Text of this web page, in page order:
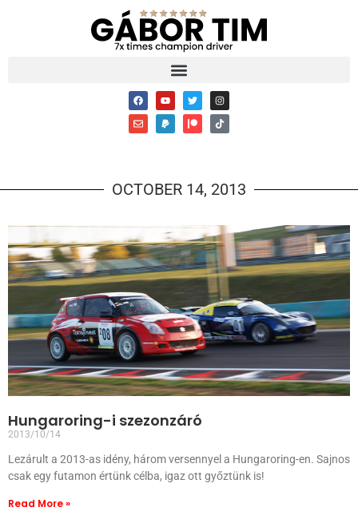
OCTOBER 14, 2013
Hungaroring-i szezonzáró
2013/10/14
Lezárult a 2013-as idény, három versennyel a Hungaroring-en. Sajnos
csak egy futamon értünk célba, igaz ott győztünk is!
Read More »